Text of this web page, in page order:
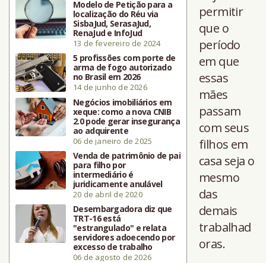
Modelo de Petição para a
localização do Réu via
SisbaJud, SerasaJud,
RenaJud e InfoJud
13 de fevereiro de 2024
5 profissões com porte de
arma de fogo autorizado
no Brasil em 2026
14 de junho de 2026
Negócios imobiliários em
xeque: como a nova CNIB
2.0 pode gerar insegurança
ao adquirente
06 de janeiro de 2025
Venda de patrimônio de pai
para filho por
intermediário é
juridicamente anulável
20 de abril de 2020
Desembargadora diz que
TRT-16 está
"estrangulado" e relata
servidores adoecendo por
excesso de trabalho
06 de agosto de 2026
permitir
que o
período
em que
essas
mães
passam
com seus
filhos em
casa seja o
mesmo
das
demais
trabalhad
oras.